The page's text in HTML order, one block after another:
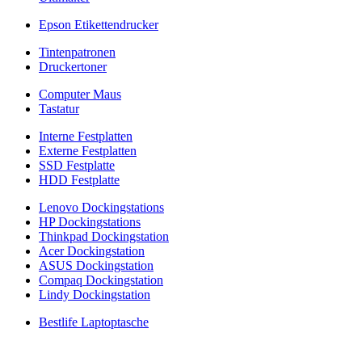
Epson Etikettendrucker
Tintenpatronen
Druckertoner
Computer Maus
Tastatur
Interne Festplatten
Externe Festplatten
SSD Festplatte
HDD Festplatte
Lenovo Dockingstations
HP Dockingstations
Thinkpad Dockingstation
Acer Dockingstation
ASUS Dockingstation
Compaq Dockingstation
Lindy Dockingstation
Bestlife Laptoptasche